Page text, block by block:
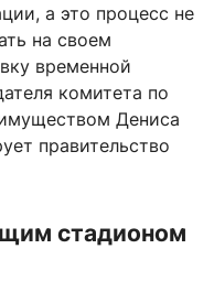
а это процесс не
на своем
временной
комитета по
Дениса
правительство
стадионом